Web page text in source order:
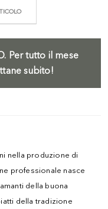
Per tutto il mese
subito!
nella produzione di
professionale nasce
della buona
della tradizione